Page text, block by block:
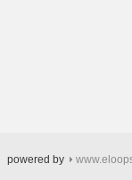
powered by